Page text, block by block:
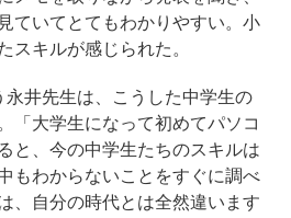
ていてとてもわかりやすい。小
スキルが感じられた。
井先生は、こうした中学生の
「大学生になって初めてパソコ
と、今の中学生たちのスキルは
もわからないことをすぐに調べ
、自分の時代とは全然違います